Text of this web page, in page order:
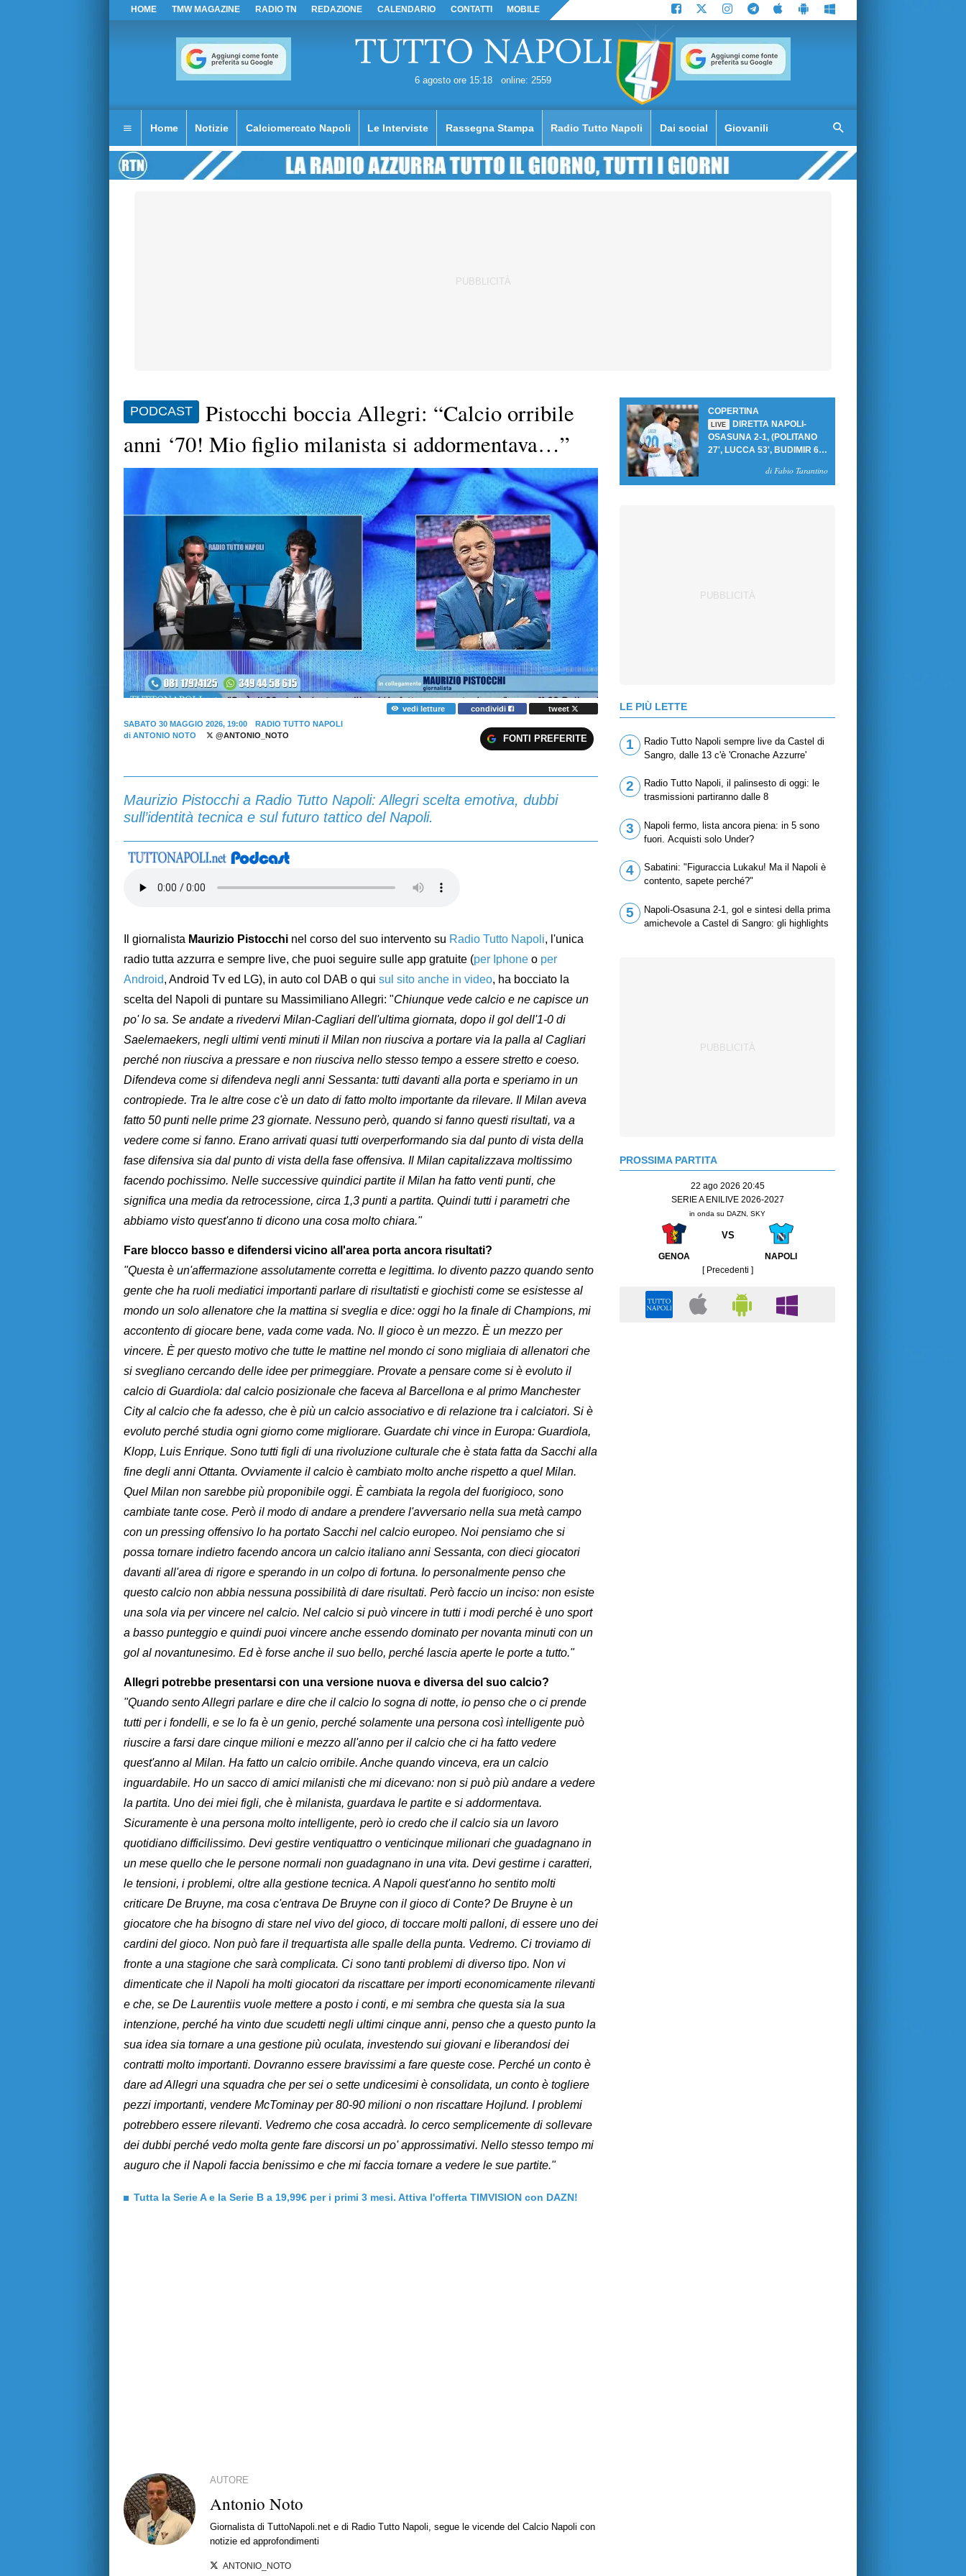
HOME TMW MAGAZINE RADIO TN REDAZIONE CALENDARIO CONTATTI MOBILE
6 agosto ore 15:18 online: 2559
Home Notizie Calciomercato Napoli Le Interviste Rassegna Stampa Radio Tutto Napoli Dai social Giovanili
PODCAST
Pistocchi boccia Allegri: “Calcio orribile
anni ‘70! Mio figlio milanista si addormentava…”
vedi letture condividi
tweet
SABATO 30 MAGGIO 2026, 19:00
RADIO TUTTO NAPOLI
di ANTONIO NOTO @ANTONIO_NOTO FONTI PREFERITE
Maurizio Pistocchi a Radio Tutto Napoli: Allegri scelta emotiva, dubbi
sull’identità tecnica e sul futuro tattico del Napoli.
Il giornalista Maurizio Pistocchi nel corso del suo intervento su Radio Tutto Napoli, l'unica
radio tutta azzurra e sempre live, che puoi seguire sulle app gratuite (per Iphone o per
Android, Android Tv ed LG), in auto col DAB o qui sul sito anche in video, ha bocciato la
scelta del Napoli di puntare su Massimiliano Allegri: "Chiunque vede calcio e ne capisce un
po' lo sa. Se andate a rivedervi Milan-Cagliari dell'ultima giornata, dopo il gol dell'1-0 di
Saelemaekers, negli ultimi venti minuti il Milan non riusciva a portare via la palla al Cagliari
perché non riusciva a pressare e non riusciva nello stesso tempo a essere stretto e coeso.
Difendeva come si difendeva negli anni Sessanta: tutti davanti alla porta e speriamo in un
contropiede. Tra le altre cose c'è un dato di fatto molto importante da rilevare. Il Milan aveva
fatto 50 punti nelle prime 23 giornate. Nessuno però, quando si fanno questi risultati, va a
vedere come si fanno. Erano arrivati quasi tutti overperformando sia dal punto di vista della
fase difensiva sia dal punto di vista della fase offensiva. Il Milan capitalizzava moltissimo
facendo pochissimo. Nelle successive quindici partite il Milan ha fatto venti punti, che
significa una media da retrocessione, circa 1,3 punti a partita. Quindi tutti i parametri che
abbiamo visto quest'anno ti dicono una cosa molto chiara."
Fare blocco basso e difendersi vicino all'area porta ancora risultati?
"Questa è un'affermazione assolutamente corretta e legittima. Io divento pazzo quando sento
gente che ha ruoli mediatici importanti parlare di risultatisti e giochisti come se esistesse al
mondo un solo allenatore che la mattina si sveglia e dice: oggi ho la finale di Champions, mi
accontento di giocare bene, vada come vada. No. Il gioco è un mezzo. È un mezzo per
vincere. È per questo motivo che tutte le mattine nel mondo ci sono migliaia di allenatori che
si svegliano cercando delle idee per primeggiare. Provate a pensare come si è evoluto il
calcio di Guardiola: dal calcio posizionale che faceva al Barcellona e al primo Manchester
City al calcio che fa adesso, che è più un calcio associativo e di relazione tra i calciatori. Si è
evoluto perché studia ogni giorno come migliorare. Guardate chi vince in Europa: Guardiola,
Klopp, Luis Enrique. Sono tutti figli di una rivoluzione culturale che è stata fatta da Sacchi alla
fine degli anni Ottanta. Ovviamente il calcio è cambiato molto anche rispetto a quel Milan.
Quel Milan non sarebbe più proponibile oggi. È cambiata la regola del fuorigioco, sono
cambiate tante cose. Però il modo di andare a prendere l'avversario nella sua metà campo
con un pressing offensivo lo ha portato Sacchi nel calcio europeo. Noi pensiamo che si
possa tornare indietro facendo ancora un calcio italiano anni Sessanta, con dieci giocatori
davanti all'area di rigore e sperando in un colpo di fortuna. Io personalmente penso che
questo calcio non abbia nessuna possibilità di dare risultati. Però faccio un inciso: non esiste
una sola via per vincere nel calcio. Nel calcio si può vincere in tutti i modi perché è uno sport
a basso punteggio e quindi puoi vincere anche essendo dominato per novanta minuti con un
gol al novantunesimo. Ed è forse anche il suo bello, perché lascia aperte le porte a tutto."
Allegri potrebbe presentarsi con una versione nuova e diversa del suo calcio?
"Quando sento Allegri parlare e dire che il calcio lo sogna di notte, io penso che o ci prende
tutti per i fondelli, e se lo fa è un genio, perché solamente una persona così intelligente può
riuscire a farsi dare cinque milioni e mezzo all'anno per il calcio che ci ha fatto vedere
quest'anno al Milan. Ha fatto un calcio orribile. Anche quando vinceva, era un calcio
inguardabile. Ho un sacco di amici milanisti che mi dicevano: non si può più andare a vedere
la partita. Uno dei miei figli, che è milanista, guardava le partite e si addormentava.
Sicuramente è una persona molto intelligente, però io credo che il calcio sia un lavoro
quotidiano difficilissimo. Devi gestire ventiquattro o venticinque milionari che guadagnano in
un mese quello che le persone normali non guadagnano in una vita. Devi gestirne i caratteri,
le tensioni, i problemi, oltre alla gestione tecnica. A Napoli quest'anno ho sentito molti
criticare De Bruyne, ma cosa c'entrava De Bruyne con il gioco di Conte? De Bruyne è un
giocatore che ha bisogno di stare nel vivo del gioco, di toccare molti palloni, di essere uno dei
cardini del gioco. Non può fare il trequartista alle spalle della punta. Vedremo. Ci troviamo di
fronte a una stagione che sarà complicata. Ci sono tanti problemi di diverso tipo. Non vi
dimenticate che il Napoli ha molti giocatori da riscattare per importi economicamente rilevanti
e che, se De Laurentiis vuole mettere a posto i conti, e mi sembra che questa sia la sua
intenzione, perché ha vinto due scudetti negli ultimi cinque anni, penso che a questo punto la
sua idea sia tornare a una gestione più oculata, investendo sui giovani e liberandosi dei
contratti molto importanti. Dovranno essere bravissimi a fare queste cose. Perché un conto è
dare ad Allegri una squadra che per sei o sette undicesimi è consolidata, un conto è togliere
pezzi importanti, vendere McTominay per 80-90 milioni o non riscattare Hojlund. I problemi
potrebbero essere rilevanti. Vedremo che cosa accadrà. Io cerco semplicemente di sollevare
dei dubbi perché vedo molta gente fare discorsi un po' approssimativi. Nello stesso tempo mi
auguro che il Napoli faccia benissimo e che mi faccia tornare a vedere le sue partite."
Tutta la Serie A e la Serie B a 19,99€ per i primi 3 mesi. Attiva l'offerta TIMVISION con DAZN!
AUTORE
Antonio Noto
Giornalista di TuttoNapoli.net e di Radio Tutto Napoli, segue le vicende del Calcio Napoli con
notizie ed approfondimenti
ANTONIO_NOTO
COPERTINA
LIVE
DIRETTA NAPOLI-
OSASUNA 2-1, (POLITANO
27', LUCCA 53', BUDIMIR 69'
PER PRIMA VITTORIA AL
di Fabio Tarantino
LE PIÙ LETTE
1
Radio Tutto Napoli sempre live da Castel di
Sangro, dalle 13 c'è 'Cronache Azzurre'
2
Radio Tutto Napoli, il palinsesto di oggi: le
trasmissioni partiranno dalle 8
3
Napoli fermo, lista ancora piena: in 5 sono
fuori. Acquisti solo Under?
4
Sabatini: "Figuraccia Lukaku! Ma il Napoli è
contento, sapete perché?"
5
Napoli-Osasuna 2-1, gol e sintesi della prima
amichevole a Castel di Sangro: gli highlights
PROSSIMA PARTITA
22 ago 2026 20:45
SERIE A ENILIVE 2026-2027
in onda su DAZN, SKY
VS
GENOA
NAPOLI
[ Precedenti ]